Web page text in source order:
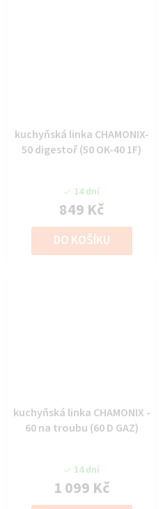
kuchyňská linka CHAMONIX-
50 digestoř (50 OK-40 1F)
14 dní
849 Kč
DO KOŠÍKU
kuchyňská linka CHAMONIX -
60 na troubu (60 D GAZ)
14 dní
1 099 Kč